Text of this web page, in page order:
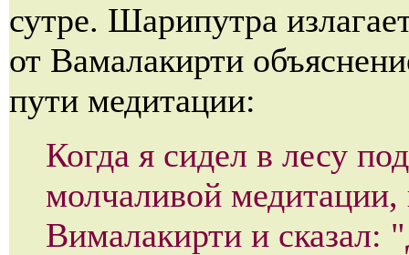
сутре. Шарипутра
от Вамалакирти
пути медитации:
Когда я сидел в лесу
молчаливой
Вималакирти и сказал: